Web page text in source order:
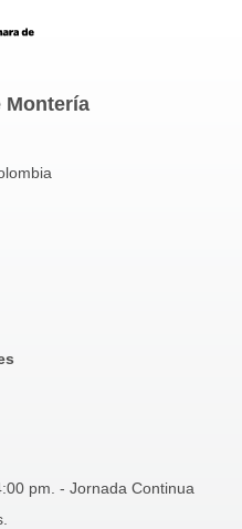
Montería
pm. - Jornada Continua